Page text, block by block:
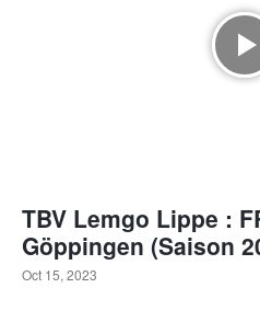
TBV Lemgo Lippe :
Göppingen (Saison
Oct 15, 2023